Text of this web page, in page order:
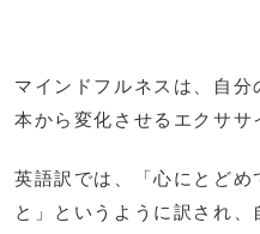
マインドフルネスは、自
本から変化させるエクササ
英語訳では、「心にとどめ
と」というように訳され